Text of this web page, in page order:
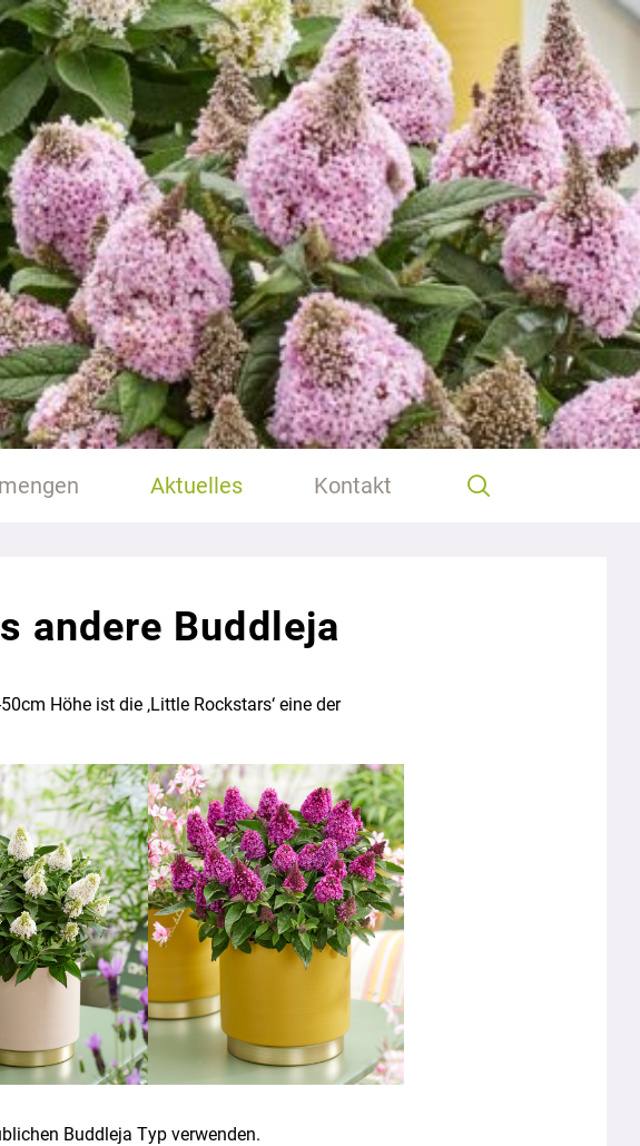
Aktuelles Kontakt
andere Buddleja
Höhe ist die ‚Little Rockstars‘ eine der
Buddleja Typ verwenden.